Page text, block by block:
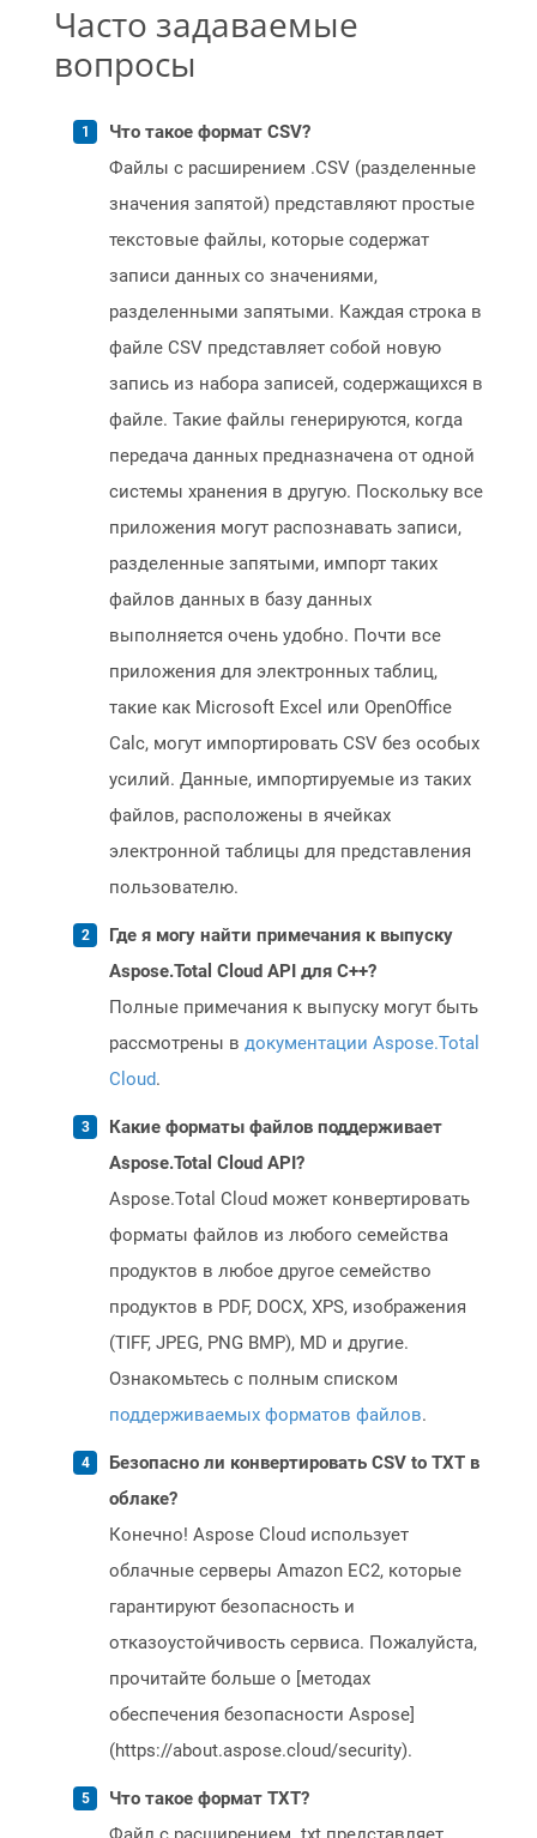
Часто задаваемые
вопросы
Что такое формат CSV?
Файлы с расширением .CSV (разделенные
значения запятой) представляют простые
текстовые файлы, которые содержат
записи данных со значениями,
разделенными запятыми. Каждая строка в
файле CSV представляет собой новую
запись из набора записей, содержащихся в
файле. Такие файлы генерируются, когда
передача данных предназначена от одной
системы хранения в другую. Поскольку все
приложения могут распознавать записи,
разделенные запятыми, импорт таких
файлов данных в базу данных
выполняется очень удобно. Почти все
приложения для электронных таблиц,
такие как Microsoft Excel или OpenOffice
Calc, могут импортировать CSV без особых
усилий. Данные, импортируемые из таких
файлов, расположены в ячейках
электронной таблицы для представления
пользователю.
Где я могу найти примечания к выпуску
Aspose.Total Cloud API для C++?
Полные примечания к выпуску могут быть
рассмотрены в документации Aspose.Total
Cloud.
Какие форматы файлов поддерживает
Aspose.Total Cloud API?
Aspose.Total Cloud может конвертировать
форматы файлов из любого семейства
продуктов в любое другое семейство
продуктов в PDF, DOCX, XPS, изображения
(TIFF, JPEG, PNG BMP), MD и другие.
Ознакомьтесь с полным списком
поддерживаемых форматов файлов.
Безопасно ли конвертировать CSV to TXT в
облаке?
Конечно! Aspose Cloud использует
облачные серверы Amazon EC2, которые
гарантируют безопасность и
отказоустойчивость сервиса. Пожалуйста,
прочитайте больше о [методах
обеспечения безопасности Aspose]
(https://about.aspose.cloud/security).
Что такое формат TXT?